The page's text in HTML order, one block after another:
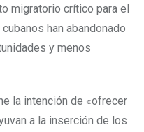
migratorio crítico para el
han abandonado
y menos
la intención de «ofrecer
a la inserción de los